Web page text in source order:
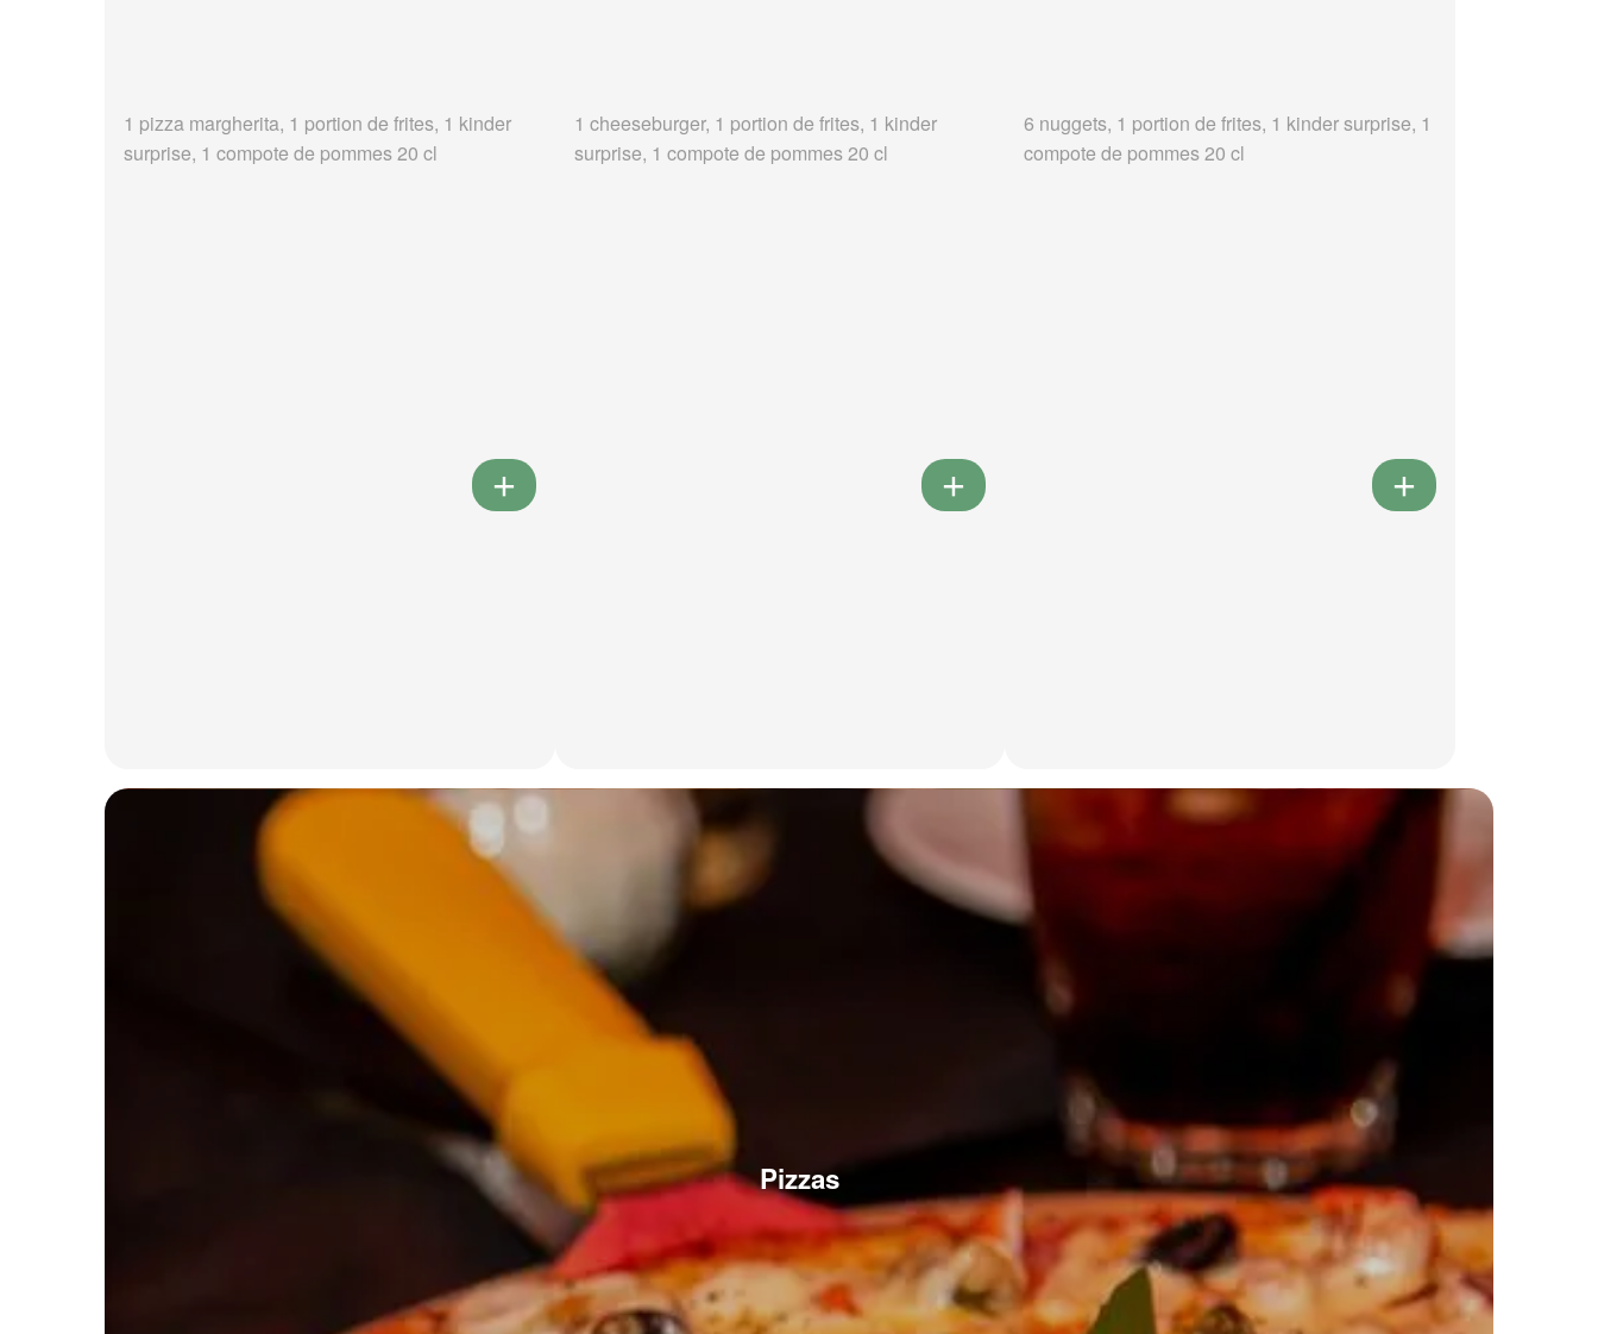
1 pizza margherita, 1 portion de frites, 1 kinder
surprise, 1 compote de pommes 20 cl
1 cheeseburger, 1 portion de frites, 1 kinder
surprise, 1 compote de pommes 20 cl
6 nuggets, 1 portion de frites, 1 kinder surprise, 1
compote de pommes 20 cl
Pizzas